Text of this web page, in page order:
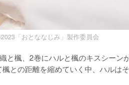
「おとななじみ」製作委員会
と楓、2巻にハルと楓のキスシー
との距離を縮めていく中、ハルは